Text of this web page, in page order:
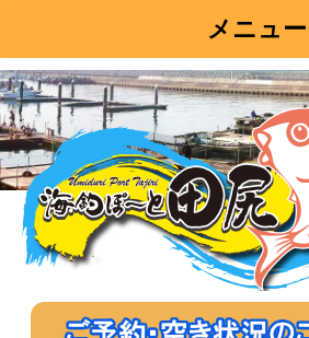
メニュー
コ
ン
テ
ン
ツ